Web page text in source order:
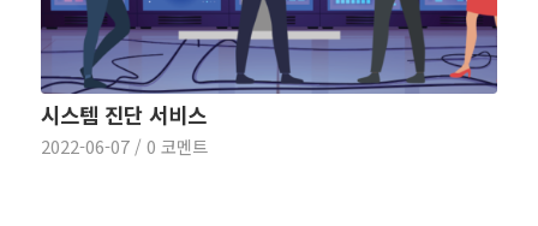
시스템 진단 서비스
2022-06-07 / 0 코멘트